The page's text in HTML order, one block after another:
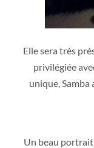
Elle sera très
privilégiée
unique,
Un beau